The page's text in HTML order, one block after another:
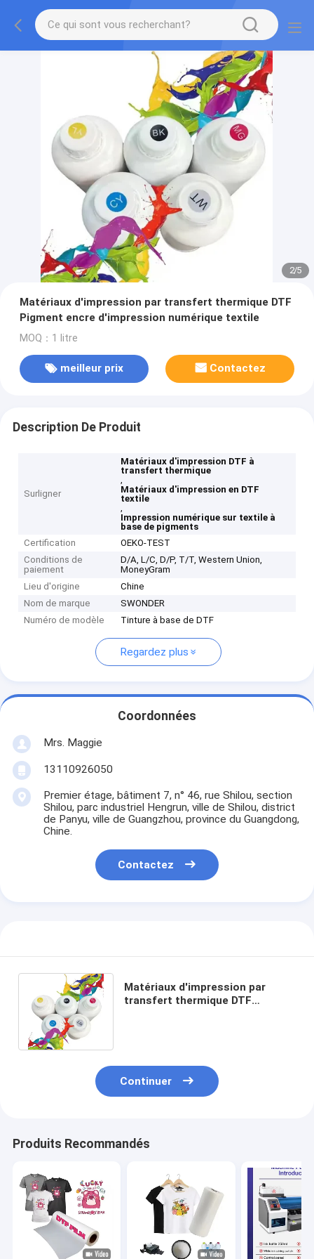
2/5
Matériaux d'impression par transfert thermique DTF
Pigment encre d'impression numérique textile
MOQ：1 litre
meilleur prix Contactez
Description De Produit
Surligner
Matériaux d'impression DTF à
transfert thermique
,
Matériaux d'impression en DTF
textile
,
Impression numérique sur textile à
base de pigments
Certification
OEKO-TEST
Conditions de
paiement
D/A, L/C, D/P, T/T, Western Union,
MoneyGram
Lieu d'origine
Chine
Nom de marque
SWONDER
Numéro de modèle
Tinture à base de DTF
Regardez plus
Coordonnées
Mrs. Maggie
13110926050
Premier étage, bâtiment 7, n° 46, rue Shilou, section
Shilou, parc industriel Hengrun, ville de Shilou, district
de Panyu, ville de Guangzhou, province du Guangdong,
Chine.
Contactez
Matériaux d'impression par
transfert thermique DTF
Continuer
Produits Recommandés